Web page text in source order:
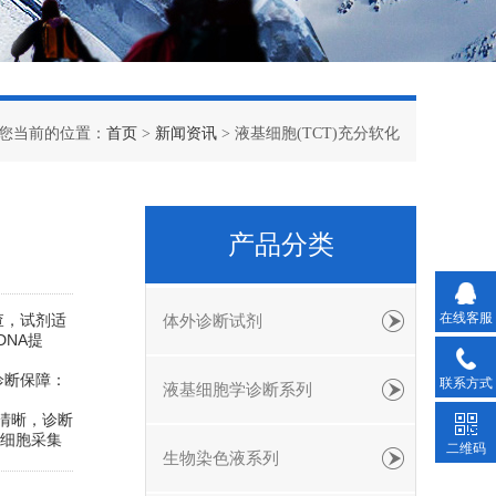
当前的位置： 首页 > 新闻资讯 > 液基细胞(TCT)充分软化
，试剂适
提
保障：
晰，诊断
胞采集
产品分类
体外诊断试剂
液基细胞学诊断系列
生物染色液系列
在线客服
联系方式
二维码